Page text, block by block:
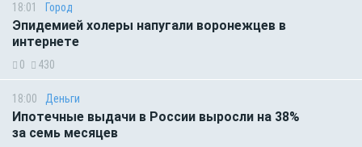
18:01 Город
Эпидемией холеры напугали воронежцев в
интернете
0 430
18:00 Деньги
Ипотечные выдачи в России выросли на 38%
за семь месяцев